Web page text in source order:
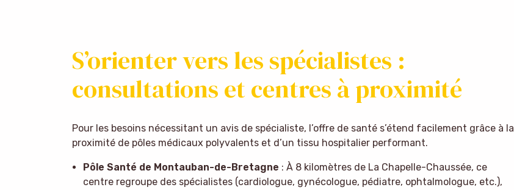
S’orienter vers les spécialistes :
consultations et centres à proximité
Pour les besoins nécessitant un avis de spécialiste, l’offre de santé s’étend facilement grâce à la
proximité de pôles médicaux polyvalents et d’un tissu hospitalier performant.
Pôle Santé de Montauban-de-Bretagne : À 8 kilomètres de La Chapelle-Chaussée, ce
centre regroupe des spécialistes (cardiologue, gynécologue, pédiatre, ophtalmologue, etc.),